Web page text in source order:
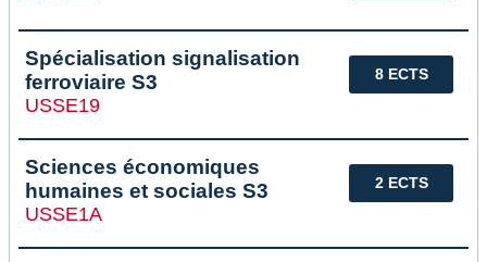
8 ECTS
Spécialisation signalisation
ferroviaire S3
USSE19
2 ECTS
Sciences économiques
humaines et sociales S3
USSE1A